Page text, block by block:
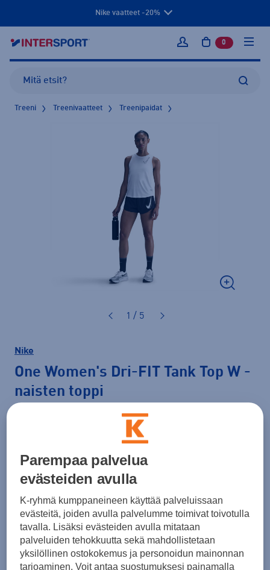
Nike vaatteet -20%
Kirjaudu sisään
0 tuotetta
Treeni Treenivaatteet Treenipaidat
1 / 5
Nike
One Women's Dri-FIT Tank Top W -
naisten toppi
Hinta verkossa
30pv alin hinta: 25,00 €
Lisätietoa
Valkoinen
Koko
Parempaa palvelua
evästeiden avulla
K-ryhmä kumppaneineen käyttää palveluissaan
evästeitä, joiden avulla palvelumme toimivat toivotulla
tavalla. Lisäksi evästeiden avulla mitataan
palveluiden tehokkuutta sekä mahdollistetaan
yksilöllinen ostokokemus ja personoidun mainonnan
tarjoaminen. Voit antaa suostumuksesi painamalla